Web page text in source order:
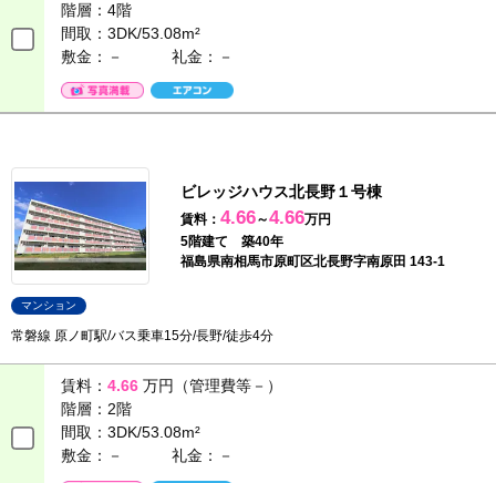
階層： 4階
間取： 3DK/53.08m²
敷金：－
礼金：－
ビレッジハウス北長野１号棟
賃料： 4.66～4.66万円
5階建て 築40年
福島県南相馬市原町区北長野字南原田 143-1
マンション
常磐線 原ノ町駅/バス乗車15分/長野/徒歩4分
賃料： 4.66 万円（管理費等－）
階層： 2階
間取： 3DK/53.08m²
敷金：－
礼金：－